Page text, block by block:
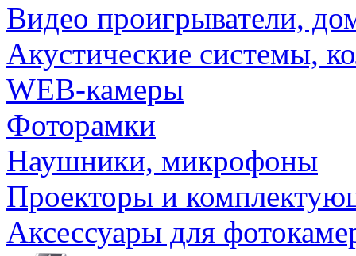
Видео проигрыватели,
Акустические системы,
WEB-камеры
Фоторамки
Наушники, микрофоны
Проекторы и
Аксессуары для